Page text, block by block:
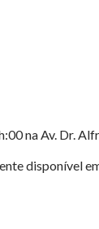
na Av. Dr.
disponível